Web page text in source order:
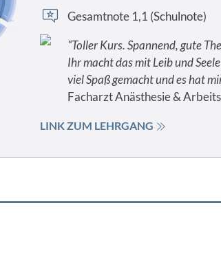
Gesamtnote 1,1 (Schulnote)
"Toller Kurs. Spannend, gute
Ihr macht das mit Leib und
viel Spaß gemacht und es hat
Facharzt Anästhesie &
LINK ZUM LEHRGANG